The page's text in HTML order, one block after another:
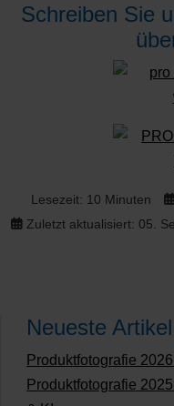
Schreiben Sie
Lesezeit: 10 Minuten
Zuletzt aktualisiert: 05.
Neueste Artikel
Produktfotografie
Produktfotografie